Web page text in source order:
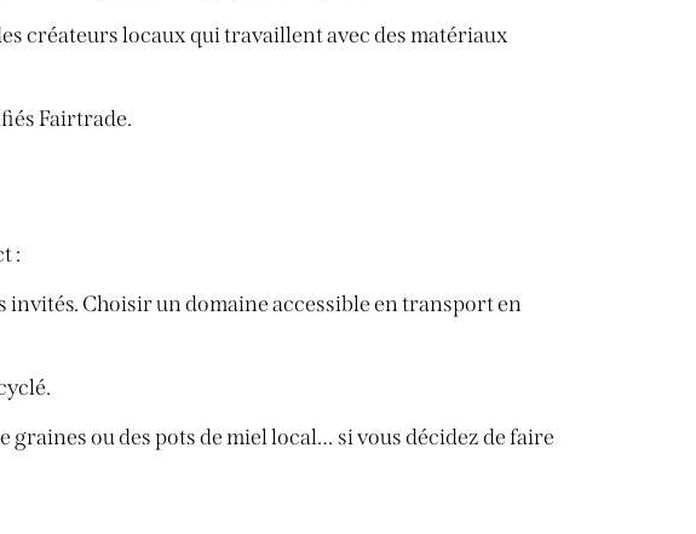
créateurs locaux qui travaillent avec des matériaux
Fairtrade.
:
invités. Choisir un domaine accessible en transport en
graines ou des pots de miel local… si vous décidez de faire